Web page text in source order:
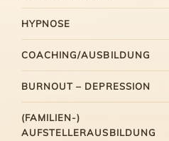
HYPNOSE
COACHING/AUSBILDUNG
BURNOUT – DEPRESSION
(FAMILIEN-)
AUFSTELLERAUSBILDUNG